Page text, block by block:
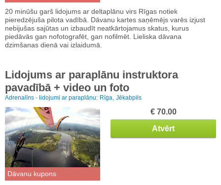
20 minūšu garš lidojums ar deltaplānu virs Rīgas notiek
pieredzējuša pilota vadībā. Dāvanu kartes saņēmējs varēs izjust
nebijušas sajūtas un izbaudīt neatkārtojamus skatus, kurus
piedāvās gan nofotografēt, gan nofilmēt. Lieliska dāvana
dzimšanas dienā vai izlaidumā.
Lidojums ar paraplānu instruktora
pavadībā + video un foto
Adrenalīns - lidojumi ar paraplānu: Rīga, Jēkabpils
Dāvanu kupons
€ 70.00
Atvērt